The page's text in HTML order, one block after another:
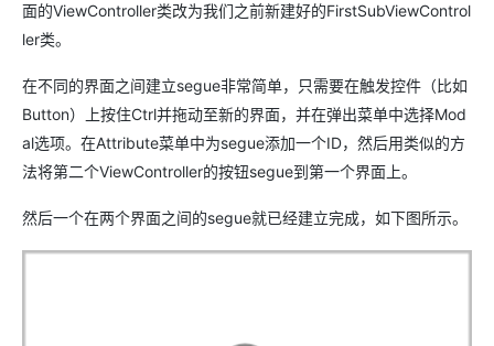
面的ViewController类改为我们之前新建好的FirstSubViewControl
ler类。
在不同的界面之间建立segue非常简单，只需要在触发控件（比如
Button）上按住Ctrl并拖动至新的界面，并在弹出菜单中选择Mod
al选项。在Attribute菜单中为segue添加一个ID， 然后用类似的方
法将第二个ViewController的按钮segue到第一个界面上。
然后一个在两个界面之间的segue就已经建立完成，如下图所示。